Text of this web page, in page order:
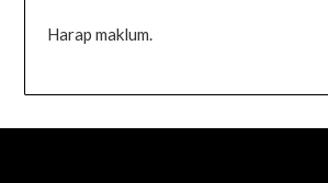
Harap maklum.